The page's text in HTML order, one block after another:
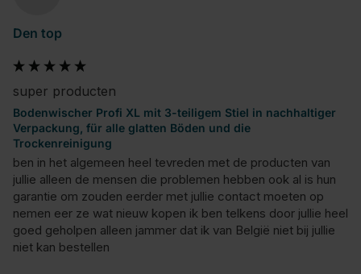
Den top
super producten
Bodenwischer Profi XL mit 3-teiligem Stiel in nachhaltiger
Verpackung, für alle glatten Böden und die
Trockenreinigung
ben in het algemeen heel tevreden met de producten van
jullie alleen de mensen die problemen hebben ook al is hun
garantie om zouden eerder met jullie contact moeten op
nemen eer ze wat nieuw kopen ik ben telkens door jullie heel
goed geholpen alleen jammer dat ik van België niet bij jullie
niet kan bestellen